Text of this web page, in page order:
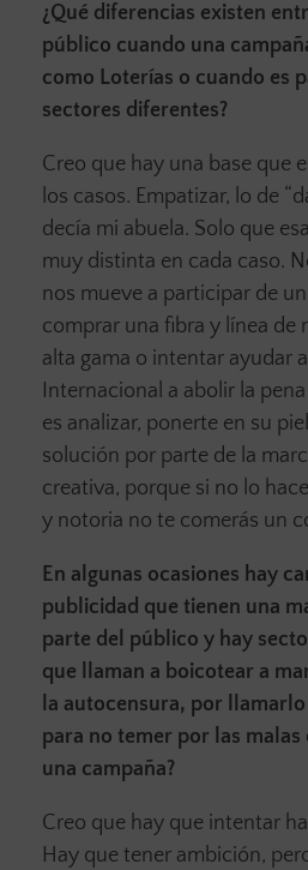
¿Qué diferencias existen
público cuando una
como Loterías o cuando es
sectores diferentes?
Creo que hay una base que
los casos. Empatizar, lo de
decía mi abuela. Solo que
muy distinta en cada caso.
nos mueve a participar de
comprar una fibra y línea de
alta gama o intentar ayudar
Internacional a abolir la
es analizar, ponerte en su
solución por parte de la
creativa, porque si no lo
y notoria no te comerás un
En algunas ocasiones hay
publicidad que tienen una
parte del público y hay
que llaman a boicotear a
la autocensura, por
para no temer por las malas
una campaña?
Creo que hay que intentar
Hay que tener ambición,